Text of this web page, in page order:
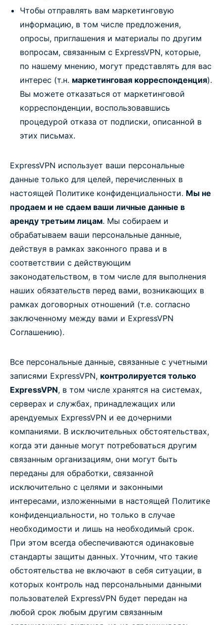
Чтобы отправлять вам маркетинговую
информацию, в том числе предложения,
опросы, приглашения и материалы по другим
вопросам, связанным с ExpressVPN, которые,
по нашему мнению, могут представлять для вас
интерес (т.н. маркетинговая корреспонденция).
Вы можете отказаться от маркетинговой
корреспонденции, воспользовавшись
процедурой отказа от подписки, описанной в
этих письмах.
ExpressVPN использует ваши персональные
данные только для целей, перечисленных в
настоящей Политике конфиденциальности. Мы не
продаем и не сдаем ваши личные данные в
аренду третьим лицам. Мы собираем и
обрабатываем ваши персональные данные,
действуя в рамках законного права и в
соответствии с действующим
законодательством, в том числе для выполнения
наших обязательств перед вами, возникающих в
рамках договорных отношений (т.е. согласно
заключенному между вами и ExpressVPN
Соглашению).
Все персональные данные, связанные с учетными
записями ExpressVPN, контролируется только
ExpressVPN, в том числе хранятся на системах,
серверах и службах, принадлежащих или
арендуемых ExpressVPN и ее дочерними
компаниями. В исключительных обстоятельствах,
когда эти данные могут потребоваться другим
связанным организациям, они могут быть
переданы для обработки, связанной
исключительно с целями и законными
интересами, изложенными в настоящей Политике
конфиденциальности, но только в случае
необходимости и лишь на необходимый срок.
При этом всегда обеспечиваются одинаковые
стандарты защиты данных. Уточним, что такие
обстоятельства не включают в себя ситуации, в
которых контроль над персональными данными
пользователей ExpressVPN будет передан на
любой срок любым другим связанным